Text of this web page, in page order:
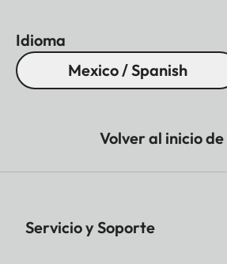
Idioma
Mexico / Spanish
Volver al inicio
Servicio y Soporte